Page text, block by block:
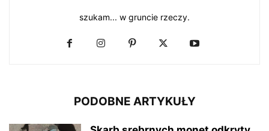
szukam... w gruncie rzeczy.
PODOBNE ARTYKUŁY